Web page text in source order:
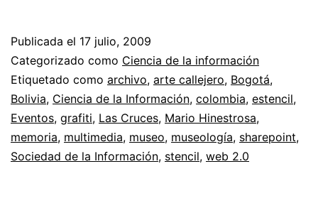
los
museos
//
Ciencia
de
Publicada el 17 julio, 2009
Categorizado como Ciencia de la información
Etiquetado como archivo, arte callejero, Bogotá,
Bolivia, Ciencia de la Información, colombia, estencil,
Eventos, grafiti, Las Cruces, Mario Hinestrosa,
memoria, multimedia, museo, museología, sharepoint,
Sociedad de la Información, stencil, web 2.0